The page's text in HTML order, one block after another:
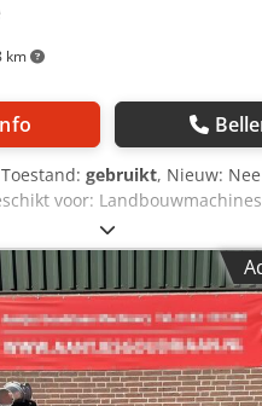
km
gebruikt, Nieuw: Nee
voor: Landbouwmachines
Dkodpfx Amszta N Ns Tor •
zonder sproeiers •
Staat: Gebruikt Bouwjaar: